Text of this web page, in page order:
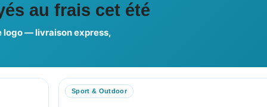
au frais cet été
logo — livraison express,
Sport & Outdoor
choisir ?